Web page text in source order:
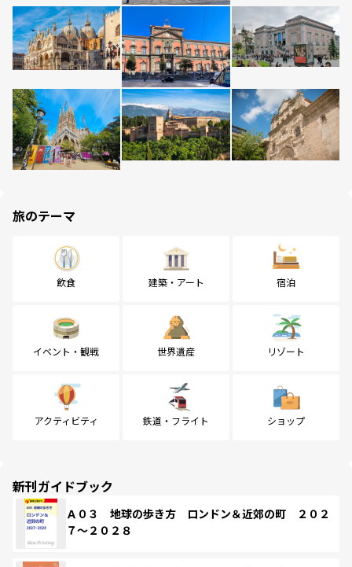
旅のテーマ
飲食 建築・アート 宿泊
イベント・観戦 世界遺産 リゾート
アクティビティ 鉄道・フライト ショップ
新刊ガイドブック
Ａ０３ 地球の歩き方 ロンドン＆近郊の町 ２０２
７～２０２８